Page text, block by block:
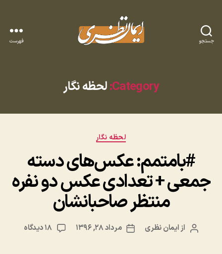
جستجو فهرست
Category: لحظه نگار
دسته‌ها
لحظه نگار
#بامتمم: عکس‌های دسته
جمعی + تعدادی عکس دو نفره
منتظر صاحبانشان
نویسنده
ازایمان نظری
تاریخمرداد ۲۸, ۱۳۹۶ ۱۸ دیدگاه
برای